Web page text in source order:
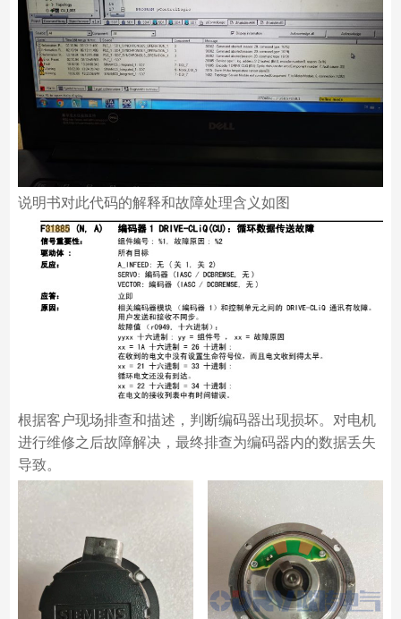
说明书对此代码的解释和故障处理含义如图
根据客户现场排查和描述，判断编码器出现损坏。对电机
进行维修之后故障解决，最终排查为编码器内的数据丢失
导致。